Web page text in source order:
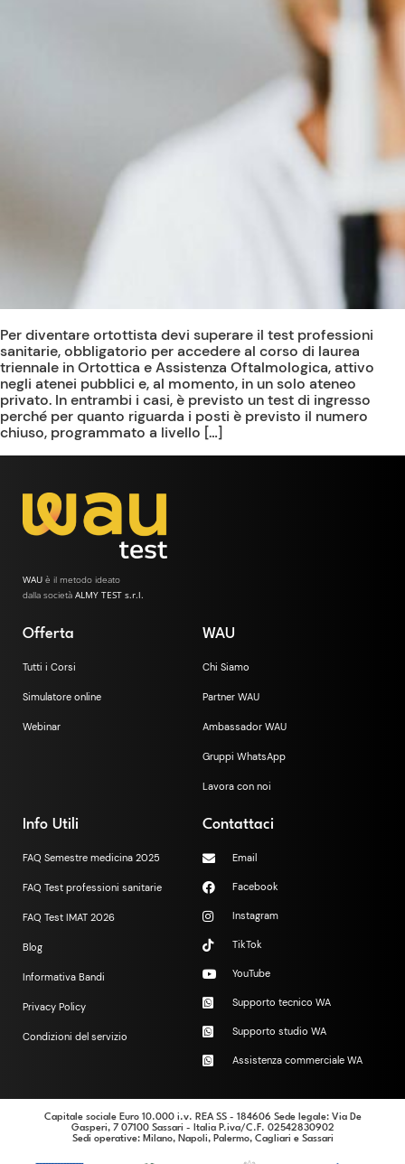
Per diventare ortottista devi superare il test professioni
sanitarie, obbligatorio per accedere al corso di laurea
triennale in Ortottica e Assistenza Oftalmologica, attivo
negli atenei pubblici e, al momento, in un solo ateneo
privato. In entrambi i casi, è previsto un test di ingresso
perché per quanto riguarda i posti è previsto il numero
chiuso, programmato a livello […]
WAU è il metodo ideato
dalla società ALMY TEST s.r.l.
Offerta
Tutti i Corsi
Simulatore online
Webinar
WAU
Chi Siamo
Partner WAU
Ambassador WAU
Gruppi WhatsApp
Lavora con noi
Info Utili
FAQ Semestre medicina 2025
FAQ Test professioni sanitarie
FAQ Test IMAT 2026
Blog
Informativa Bandi
Privacy Policy
Condizioni del servizio
Contattaci
Email
Facebook
Instagram
TikTok
YouTube
Supporto tecnico WA
Supporto studio WA
Assistenza commerciale WA
Capitale sociale Euro 10.000 i.v. REA SS - 184606 Sede legale: Via De
Gasperi, 7 07100 Sassari - Italia P.iva/C.F. 02542830902
Sedi operative: Milano, Napoli, Palermo, Cagliari e Sassari